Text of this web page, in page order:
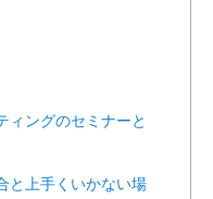
ィングのセミナーと
と上手くいかない場